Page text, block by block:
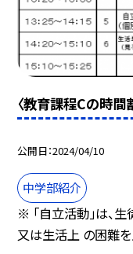
〈教育課程Cの時間
公開日 2024/04/10
中学部紹介
※ 「自立活動」は、
又は生活上 の困難